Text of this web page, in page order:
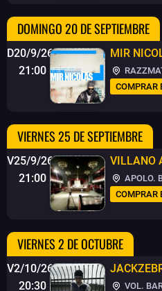
DOMINGO 20 DE SEPTIEMBRE
D20/9/26
21:00
MIR
COMPRAR
VIERNES 25 DE SEPTIEMBRE
V25/9/26
21:00
VILLANO
APOLO.
COMPRAR
VIERNES 2 DE OCTUBRE
V2/10/26
20:30
VOL.